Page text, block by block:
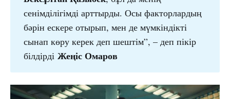
сенімділігімді арттырды. Осы факторлардың
бәрін ескере отырып, мен де мүмкіндікті
сынап көру керек деп шештім”, – деп пікір
білдірді Жеңіс Омаров